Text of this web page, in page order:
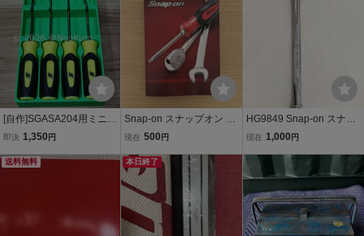
袋
[自作]SGASA204用ミニピ
ックツール トレー ホルダ
ャビネット スナップオン
即決 1,350 円
Snap-on スナップオン 総
合カタログ 工具カタログ
現在 500 円
HG9849 Snap-on スナッ
プオン コンビネーション
工具 ハンドツール USA
現状品
現在 1,000 円
送料無料 本日終了